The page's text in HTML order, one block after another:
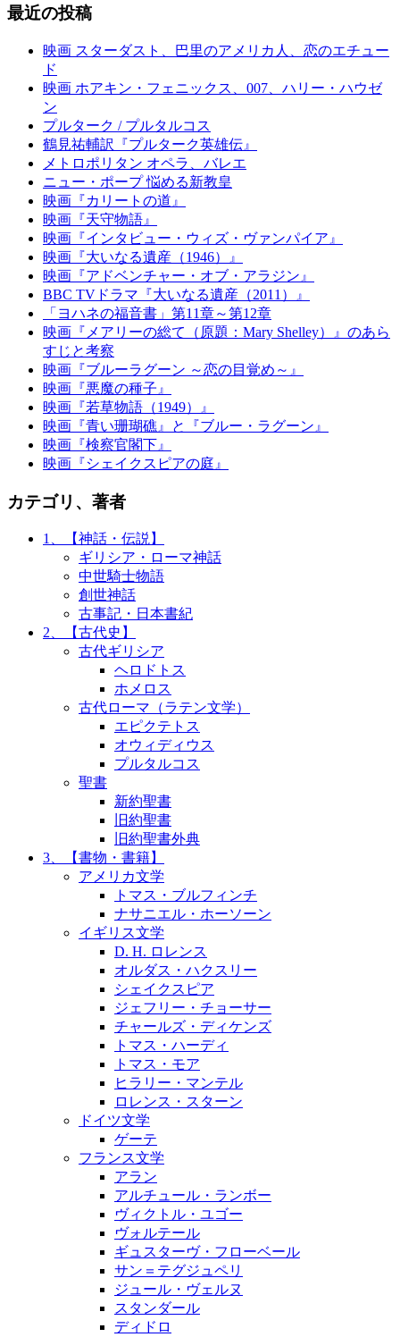
最近の投稿
映画 スターダスト、巴里のアメリカ人、恋のエチュー
ド
映画 ホアキン・フェニックス、007、ハリー・ハウゼ
ン
プルターク / プルタルコス
鶴見祐輔訳『プルターク英雄伝』
メトロポリタン オペラ、バレエ
ニュー・ポープ 悩める新教皇
映画『カリートの道』
映画『天守物語』
映画『インタビュー・ウィズ・ヴァンパイア』
映画『大いなる遺産（1946）』
映画『アドベンチャー・オブ・アラジン』
BBC TVドラマ『大いなる遺産（2011）』
「ヨハネの福音書」第11章～第12章
映画『メアリーの総て（原題：Mary Shelley）』のあら
すじと考察
映画『ブルーラグーン ～恋の目覚め～』
映画『悪魔の種子』
映画『若草物語（1949）』
映画『青い珊瑚礁』と『ブルー・ラグーン』
映画『検察官閣下』
映画『シェイクスピアの庭』
カテゴリ、著者
1、【神話・伝説】
ギリシア・ローマ神話
中世騎士物語
創世神話
古事記・日本書紀
2、【古代史】
古代ギリシア
ヘロドトス
ホメロス
古代ローマ（ラテン文学）
エピクテトス
オウィディウス
プルタルコス
聖書
新約聖書
旧約聖書
旧約聖書外典
3、【書物・書籍】
アメリカ文学
トマス・ブルフィンチ
ナサニエル・ホーソーン
イギリス文学
D. H. ロレンス
オルダス・ハクスリー
シェイクスピア
ジェフリー・チョーサー
チャールズ・ディケンズ
トマス・ハーディ
トマス・モア
ヒラリー・マンテル
ロレンス・スターン
ドイツ文学
ゲーテ
フランス文学
アラン
アルチュール・ランボー
ヴィクトル・ユゴー
ヴォルテール
ギュスターヴ・フローベール
サン＝テグジュペリ
ジュール・ヴェルヌ
スタンダール
ディドロ